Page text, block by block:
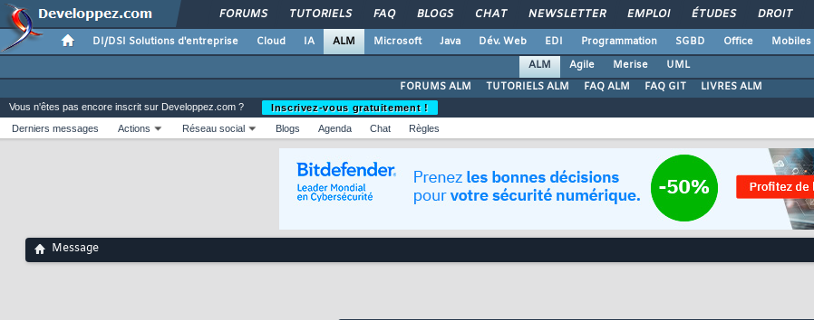
FORUMS TUTORIELS FAQ BLOGS CHAT NEWSLETTER EMPLOI ÉTUDES DROIT
DI/DSI Solutions d'entreprise Cloud IA ALM Microsoft Java Dév. Web EDI Programmation SGBD Office Mobiles
ALM
Agile Merise
UML
FORUMS ALM
TUTORIELS ALM FAQ ALM FAQ GIT LIVRES ALM
Vous n'êtes pas encore inscrit sur Developpez.com ?
Inscrivez-vous gratuitement !
Derniers messages
Actions Réseau social Blogs Agenda Chat Règles
Message